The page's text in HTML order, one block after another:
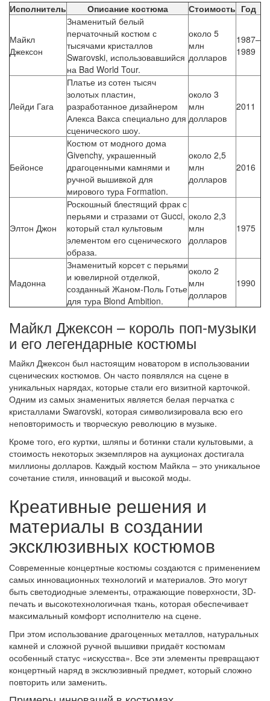
Исполнитель
Описание костюма Стоимость Год
Майкл
Джексон
Знаменитый белый
перчаточный костюм с
тысячами кристаллов
Swarovski, использовавшийся
на Bad World Tour.
около 5
млн
долларов
1987–
1989
Лейди Гага
Платье из сотен тысяч
золотых пластин,
разработанное дизайнером
Алекса Вакса специально для
сценического шоу.
около 3
млн
долларов
2011
Бейонсе
Костюм от модного дома
Givenchy, украшенный
драгоценными камнями и
ручной вышивкой для
мирового тура Formation.
около 2,5
млн
долларов
2016
Элтон Джон
Роскошный блестящий фрак с
перьями и стразами от Gucci,
который стал культовым
элементом его сценического
образа.
около 2,3
млн
долларов
1975
Мадонна
Знаменитый корсет с перьями
и ювелирной отделкой,
созданный Жаном-Поль Готье
для тура Blond Ambition.
около 2
млн
долларов
1990
Майкл Джексон – король поп-музыки
и его легендарные костюмы
Майкл Джексон был настоящим новатором в использовании
сценических костюмов. Он часто появлялся на сцене в
уникальных нарядах, которые стали его визитной карточкой.
Одним из самых знаменитых является белая перчатка с
кристаллами Swarovski, которая символизировала всю его
неповторимость и творческую революцию в музыке.
Кроме того, его куртки, шляпы и ботинки стали культовыми, а
стоимость некоторых экземпляров на аукционах достигала
миллионы долларов. Каждый костюм Майкла – это уникальное
сочетание стиля, инноваций и высокой моды.
Креативные решения и
материалы в создании
эксклюзивных костюмов
Современные концертные костюмы создаются с применением
самых инновационных технологий и материалов. Это могут
быть светодиодные элементы, отражающие поверхности, 3D-
печать и высокотехнологичная ткань, которая обеспечивает
максимальный комфорт исполнителю на сцене.
При этом использование драгоценных металлов, натуральных
камней и сложной ручной вышивки придаёт костюмам
особенный статус «искусства». Все эти элементы превращают
концертный наряд в эксклюзивный предмет, который сложно
повторить или заменить.